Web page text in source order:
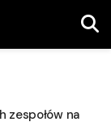
zespołów na